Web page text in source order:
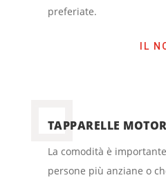
preferiate.
IL
TAPPARELLE
La comodità è
persone più anziane o